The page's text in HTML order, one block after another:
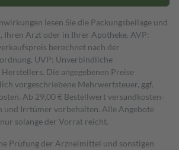
lesen Sie die Packungsbeilage und
Ihren Arzt oder in Ihrer Apotheke. AVP:
berechnet nach der
UVP: Unverbindliche
Die angegebenen Preise
vorgeschriebene Mehrwertsteuer, ggf.
Ab 29,00 € Bestell­wert versand­kosten­
und Irrtümer vorbehalten. Alle Angebote
solange der Vorrat reicht.
Prüfung der Arzneimittel und sonstigen